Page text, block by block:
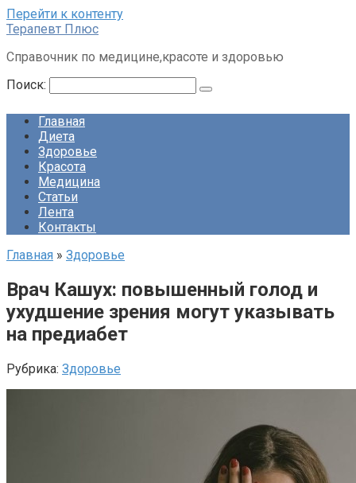
Перейти к контенту
Терапевт Плюс
Справочник по медицине,красоте и здоровью
Поиск:
Главная
Диета
Здоровье
Красота
Медицина
Статьи
Лента
Контакты
Главная » Здоровье
Врач Кашух: повышенный голод и
ухудшение зрения могут указывать
на предиабет
Рубрика: Здоровье